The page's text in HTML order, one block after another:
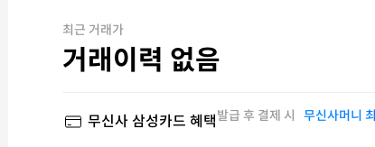
최근 거래가
거래이력 없음
무신사 삼성카드 혜택발급 후 결제 시 무신사머니